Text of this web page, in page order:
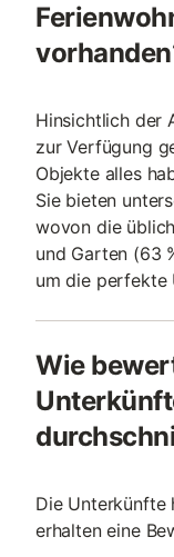
Hinsichtlich der
zur Verfügung
Objekte alles
Sie bieten
wovon die
und Garten (63
um die perfekte
Wie
Die Unterkünfte
erhalten eine